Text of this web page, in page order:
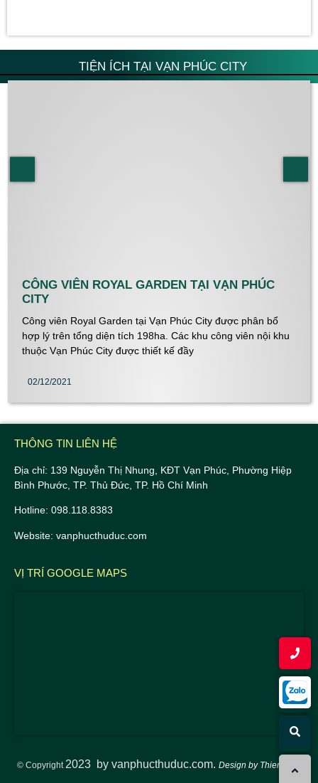
TIỆN ÍCH TẠI VẠN PHÚC CITY
CÔNG VIÊN ROYAL GARDEN TẠI VẠN PHÚC
CITY
Công viên Royal Garden tại Vạn Phúc City được phân bổ
hợp lý trên tổng diện tích 198ha. Các khu công viên nội khu
thuộc Vạn Phúc City được thiết kế đầy
02/12/2021
THÔNG TIN LIÊN HỆ
Địa chỉ: 139 Nguyễn Thị Nhung, KĐT Vạn Phúc, Phường Hiệp
Bình Phước, TP. Thủ Đức, TP. Hồ Chí Minh
Hotline: 098.118.8383
Website: vanphucthuduc.com
VỊ TRÍ GOOGLE MAPS
© Copyright 2023 by vanphucthuduc.com. Design by ThienTuan